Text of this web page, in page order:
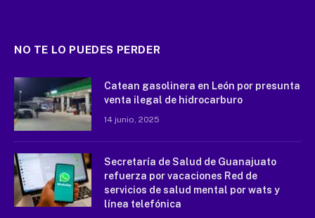
NO TE LO PUEDES PERDER
Catean gasolinera en León por presunta
venta ilegal de hidrocarburo
14 junio, 2025
Secretaría de Salud de Guanajuato
refuerza por vacaciones Red de
servicios de salud mental por wats y
línea telefónica